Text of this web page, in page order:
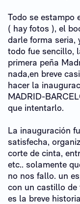
Todo se estampo
( hay fotos ), el
darle forma seria,
todo fue sencillo,
primera peña
nada,en breve
hacer la
MADRID-
que intentarlo.
La inauguración
satisfecha,
corte de cinta,
etc.. solamente
no nos fallo. un
con un castillo de
es la breve